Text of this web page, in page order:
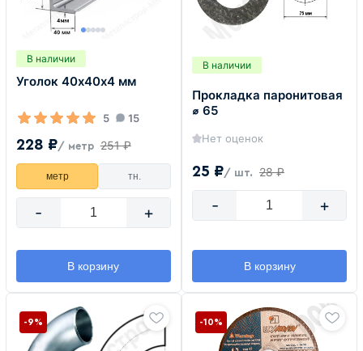
В наличии
Уголок 40х40х4 мм
5 15
228 ₽/ метр 251 ₽
метр тн.
- +
В корзину
В наличии
Прокладка паронитовая
⌀ 65
Нет оценок
25 ₽/ шт. 28 ₽
- +
В корзину
-9% -10%